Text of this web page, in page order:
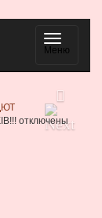
Меню
отключены